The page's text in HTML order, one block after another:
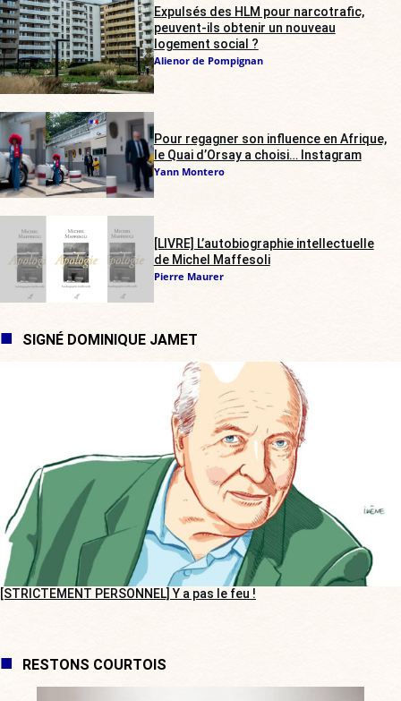
Expulsés des HLM pour narcotrafic,
peuvent-ils obtenir un nouveau
logement social ?
Alienor de Pompignan
Pour regagner son influence en Afrique,
le Quai d’Orsay a choisi… Instagram
Yann Montero
[LIVRE] L’autobiographie intellectuelle
de Michel Maffesoli
Pierre Maurer
SIGNÉ DOMINIQUE JAMET
[STRICTEMENT PERSONNEL] Y a pas le feu !
RESTONS COURTOIS